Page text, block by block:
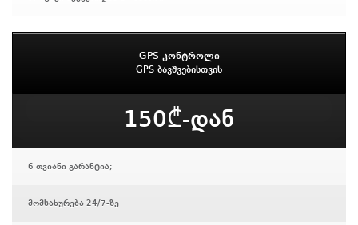
GPS კონტროლი
GPS ბავშვებისთვის
150₾-დან
6 თვიანი გარანტია;
მომსახურება 24/7-ზე